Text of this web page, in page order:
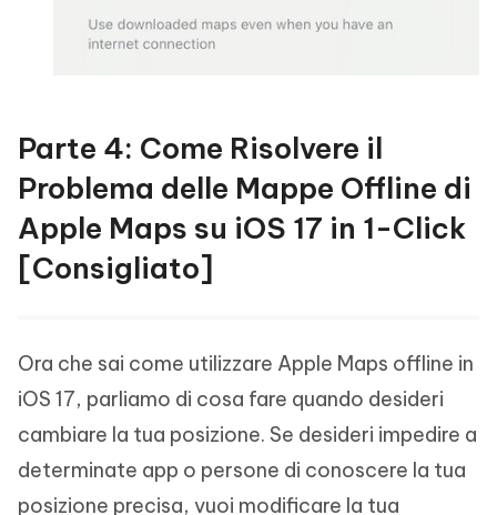
Parte 4: Come Risolvere il
Problema delle Mappe Offline di
Apple Maps su iOS 17 in 1-Click
[Consigliato]
Ora che sai come utilizzare Apple Maps offline in
iOS 17, parliamo di cosa fare quando desideri
cambiare la tua posizione. Se desideri impedire a
determinate app o persone di conoscere la tua
posizione precisa, vuoi modificare la tua